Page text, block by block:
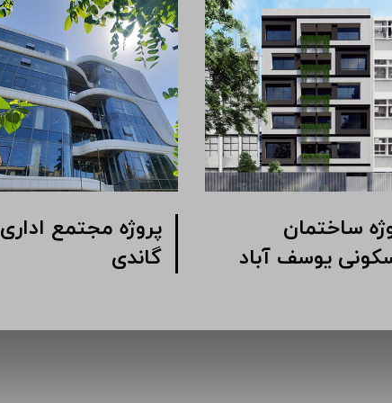
ساختمان
یوسف آباد
پروژه مجتمع اداری
گاندی